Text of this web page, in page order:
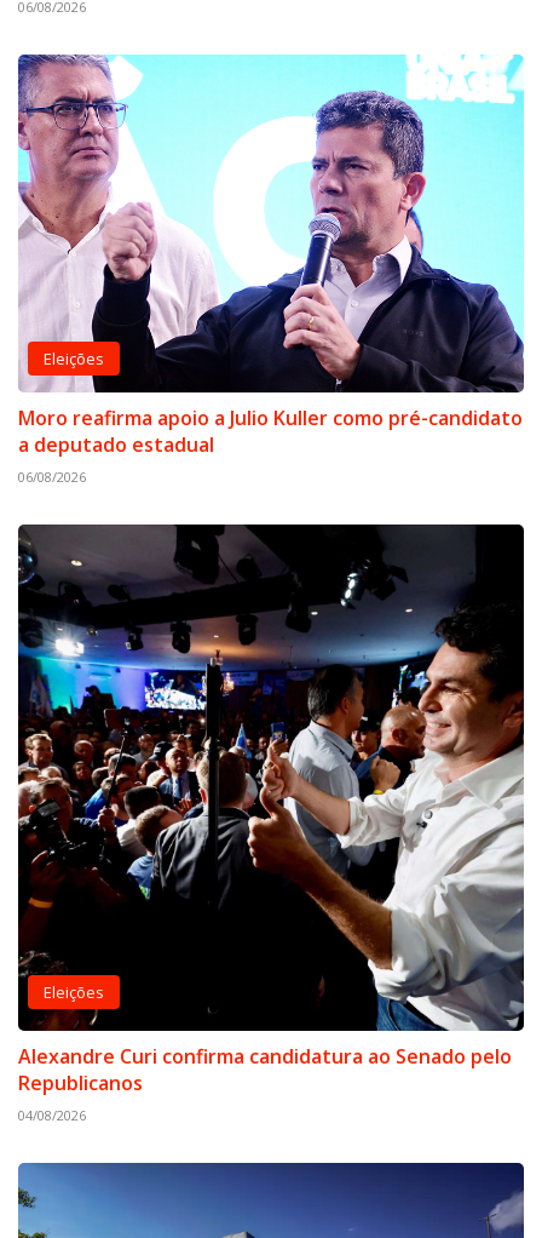
06/08/2026
Eleições
Moro reafirma apoio a Julio Kuller como pré-candidato
a deputado estadual
06/08/2026
Eleições
Alexandre Curi confirma candidatura ao Senado pelo
Republicanos
04/08/2026